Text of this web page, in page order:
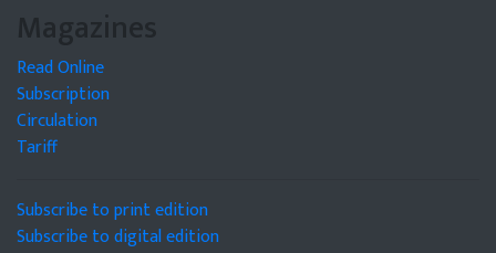
Magazines
Read Online
Subscription
Circulation
Tariff
Subscribe to print edition
Subscribe to digital edition